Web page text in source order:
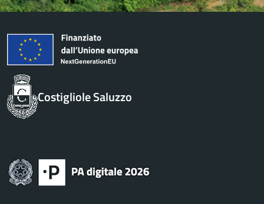
Costigliole Saluzzo